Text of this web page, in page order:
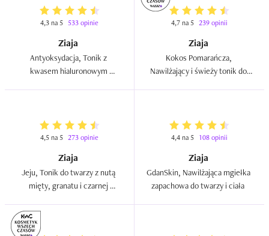
4,3 na 5 533 opinie
Ziaja
Antyoksydacja, Tonik z
kwasem hialuronowym
4,7 na 5 239 opinii
Ziaja
Kokos Pomarańcza,
Nawilżający i świeży tonik do
4,5 na 5 273 opinie
Ziaja
Jeju, Tonik do twarzy z nutą
mięty, granatu i czarnej
4,4 na 5 108 opinii
Ziaja
GdanSkin, Nawilżająca mgiełka